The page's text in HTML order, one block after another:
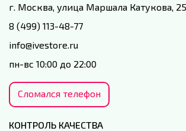
г. Москва, улица Маршала Катукова, 25
8 (499) 113-48-77
info@ivestore.ru
пн-вс 10:00 до 22:00
Сломался телефон
КОНТРОЛЬ КАЧЕСТВА